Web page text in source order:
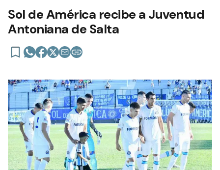
Sol de América recibe a Juventud
Antoniana de Salta